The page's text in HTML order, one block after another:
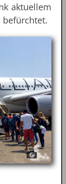
aktuellem
befürchtet.